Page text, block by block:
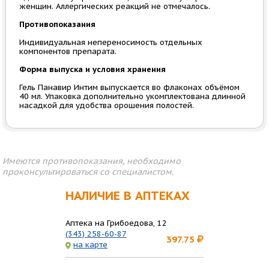
женщин. Аллергических реакций не отмечалось.
Противопоказания
Индивидуальная непереносимость отдельных
компонентов препарата.
Форма выпуска и условия хранения
Гель Панавир Интим выпускается во флаконах объёмом
40 мл. Упаковка дополнительно укомплектована длинной
насадкой для удобства орошения полостей.
Имеются противопоказания, необходимо
проконсультироваться со специалистом.
НАЛИЧИЕ В АПТЕКАХ
Аптека на Грибоедова, 12
(343) 258-60-87
на карте
397.75